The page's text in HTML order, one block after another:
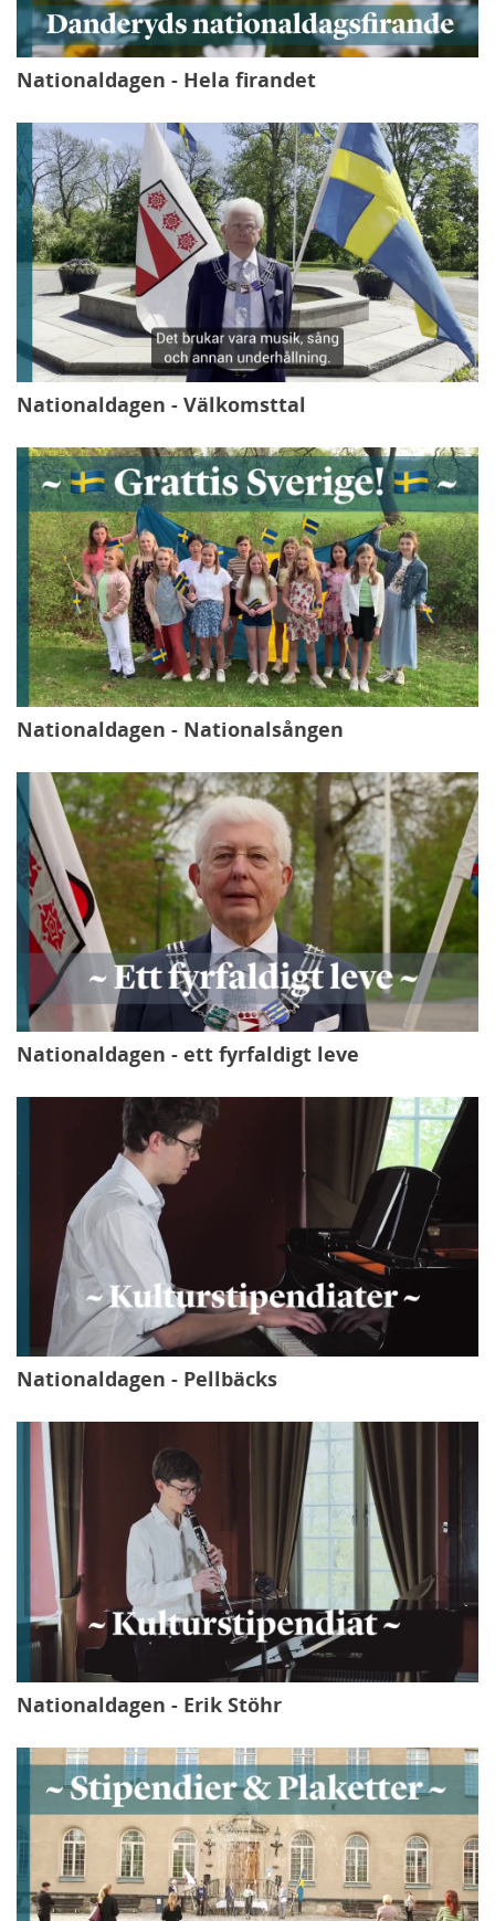
Nationaldagen - Hela firandet
Nationaldagen - Välkomsttal
Nationaldagen - Nationalsången
Nationaldagen - ett fyrfaldigt leve
Nationaldagen - Pellbäcks
Nationaldagen - Erik Stöhr